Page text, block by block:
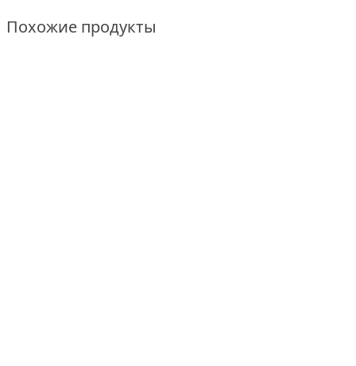
Похожие продукты